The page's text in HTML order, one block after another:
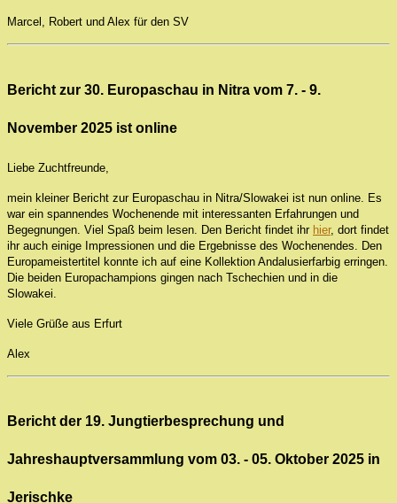
Marcel, Robert und Alex für den SV
Bericht zur 30. Europaschau in Nitra vom 7. - 9.
November 2025 ist online
Liebe Zuchtfreunde,
mein kleiner Bericht zur Europaschau in Nitra/Slowakei ist nun online. Es
war ein spannendes Wochenende mit interessanten Erfahrungen und
Begegnungen. Viel Spaß beim lesen. Den Bericht findet ihr hier, dort findet
ihr auch einige Impressionen und die Ergebnisse des Wochenendes. Den
Europameistertitel konnte ich auf eine Kollektion Andalusierfarbig erringen.
Die beiden Europachampions gingen nach Tschechien und in die
Slowakei.
Viele Grüße aus Erfurt
Alex
Bericht der 19. Jungtierbesprechung und
Jahreshauptversammlung vom 03. - 05. Oktober 2025 in
Jerischke